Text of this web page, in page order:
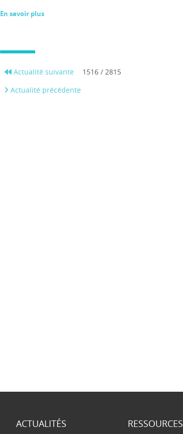
En savoir plus
Actualité suivante
1516 / 2815
Actualité précédente
ACTUALITÉS RESSOURCES